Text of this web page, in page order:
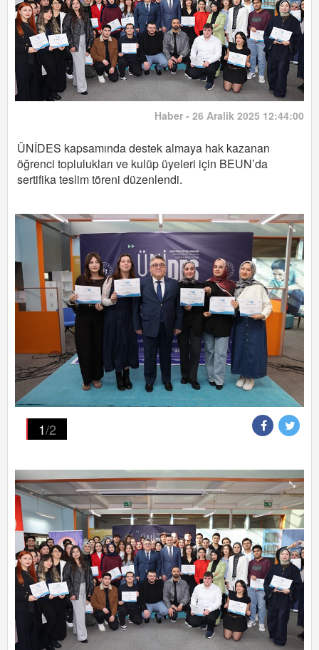
Haber - 26 Aralik 2025 12:44:00
ÜNİDES kapsamında destek almaya hak kazanan
öğrenci toplulukları ve kulüp üyeleri için BEUN’da
sertifika teslim töreni düzenlendi.
1/2